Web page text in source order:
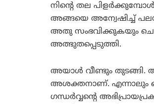
നിന്റെ തല
അങ്ങയെ അന്വേഷിച്ച്
അതു സംഭവിക്കുകയും
അത്ഭുതപ്പെടുത്തി.
അയാള്‍ വീണ്ടും തുടങ്ങി.
അശക്തനാണ്. എന്നാലും
ഗന്ധര്‍വ്വന്റെ